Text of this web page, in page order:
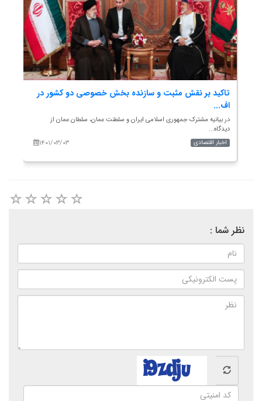
تاکید بر نقش مثبت و سازنده بخش خصوصی دو کشور در
اف...
در بیانیه مشترک جمهوری اسلامی ایران و سلطنت عمان، سلطان عمان از
دیدگاه...
۱۴۰۱/۰۳/۰۳
اخبار اقتصادی
نظر شما :